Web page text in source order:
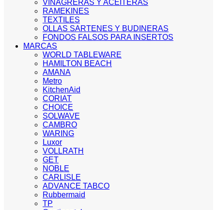
VINAGRERAS Y ACEITERAS
RAMEKINES
TEXTILES
OLLAS SARTENES Y BUDINERAS
FONDOS FALSOS PARA INSERTOS
MARCAS
WORLD TABLEWARE
HAMILTON BEACH
AMANA
Metro
KitchenAid
CORIAT
CHOICE
SOLWAVE
CAMBRO
WARING
Luxor
VOLLRATH
GET
NOBLE
CARLISLE
ADVANCE TABCO
Rubbermaid
TP